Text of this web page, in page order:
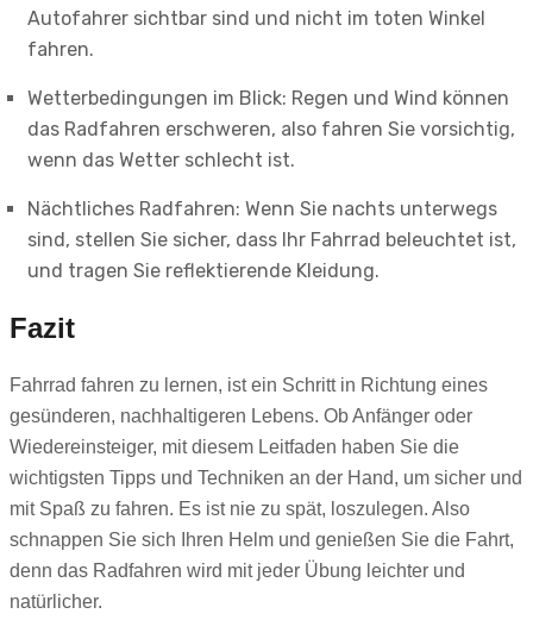
Autofahrer sichtbar sind und nicht im toten Winkel
fahren.
Wetterbedingungen im Blick: Regen und Wind können
das Radfahren erschweren, also fahren Sie vorsichtig,
wenn das Wetter schlecht ist.
Nächtliches Radfahren: Wenn Sie nachts unterwegs
sind, stellen Sie sicher, dass Ihr Fahrrad beleuchtet ist,
und tragen Sie reflektierende Kleidung.
Fazit
Fahrrad fahren zu lernen, ist ein Schritt in Richtung eines
gesünderen, nachhaltigeren Lebens. Ob Anfänger oder
Wiedereinsteiger, mit diesem Leitfaden haben Sie die
wichtigsten Tipps und Techniken an der Hand, um sicher und
mit Spaß zu fahren. Es ist nie zu spät, loszulegen. Also
schnappen Sie sich Ihren Helm und genießen Sie die Fahrt,
denn das Radfahren wird mit jeder Übung leichter und
natürlicher.